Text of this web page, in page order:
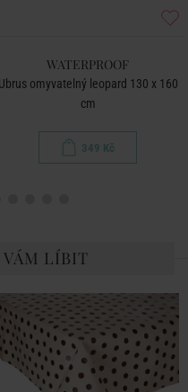
WATERPROOF
Ubrus omyvatelný leopard 130 x 160
cm
349 Kč
VÁM LÍBIT